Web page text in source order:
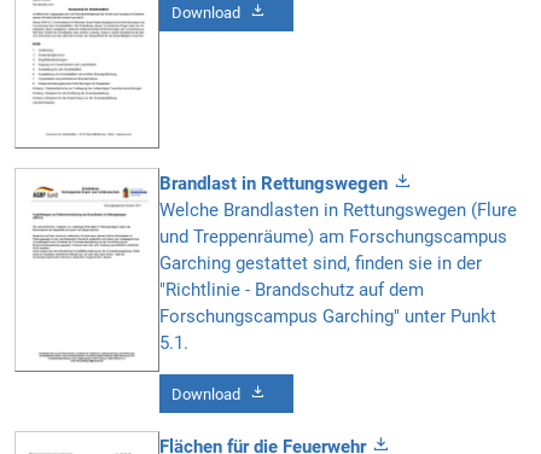
Download
Brandlast in Rettungswegen
Welche Brandlasten in Rettungswegen (Flure
und Treppenräume) am Forschungscampus
Garching gestattet sind, finden sie in der
"Richtlinie - Brandschutz auf dem
Forschungscampus Garching" unter Punkt
5.1.
Download
Flächen für die Feuerwehr